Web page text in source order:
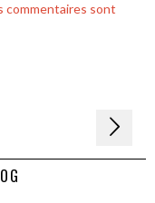
commentaires sont